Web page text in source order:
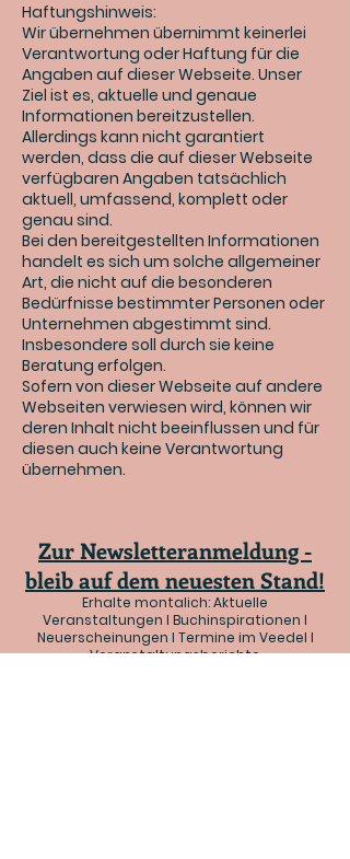
Haftungshinweis:
Wir übernehmen übernimmt keinerlei
Verantwortung oder Haftung für die
Angaben auf dieser Webseite. Unser
Ziel ist es, aktuelle und genaue
Informationen bereitzustellen.
Allerdings kann nicht garantiert
werden, dass die auf dieser Webseite
verfügbaren Angaben tatsächlich
aktuell, umfassend, komplett oder
genau sind.
Bei den bereitgestellten Informationen
handelt es sich um solche allgemeiner
Art, die nicht auf die besonderen
Bedürfnisse bestimmter Personen oder
Unternehmen abgestimmt sind.
Insbesondere soll durch sie keine
Beratung erfolgen.
Sofern von dieser Webseite auf andere
Webseiten verwiesen wird, können wir
deren Inhalt nicht beeinflussen und für
diesen auch keine Verantwortung
übernehmen.
Zur Newsletteranmeldung -
bleib auf dem neuesten Stand!
Erhalte montalich: Aktuelle
Veranstaltungen I Buchinspirationen I
Neuerscheinungen I Termine im Veedel I
Veranstaltungsberichte